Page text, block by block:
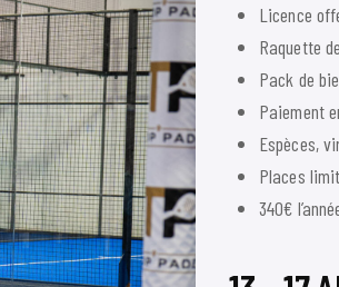
Licence
Raquette
Pack de
Paiement
Espèces,
Places
340€